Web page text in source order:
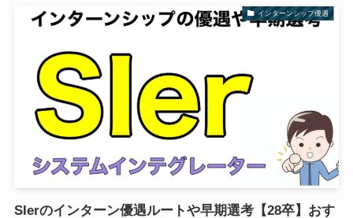
インターンシップ優遇
SIerのインターン優遇ルートや早期選考【28卒】おす